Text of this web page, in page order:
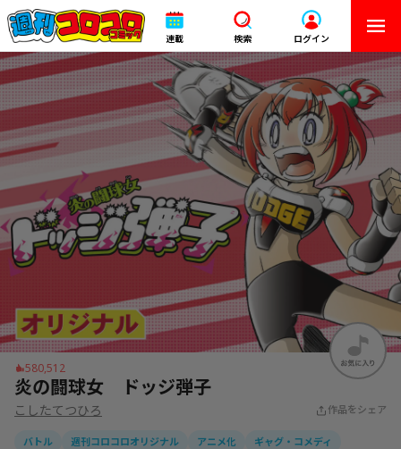
連載 検索 ログイン
580,512
炎の闘球女 ドッジ弾子
こしたてつひろ 作品をシェア
バトル 週刊コロコロオリジナル アニメ化
ギャグ・コメディ